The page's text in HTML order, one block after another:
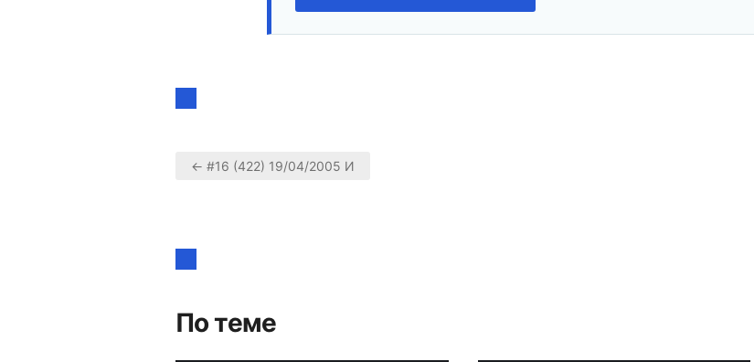
по
записям
← #16 (422) 19/04/2005 И
По теме